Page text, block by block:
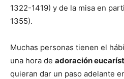
1322-1419) y de la misa en
1355).
Muchas personas tienen el
una hora de adoración
quieran dar un paso adelante